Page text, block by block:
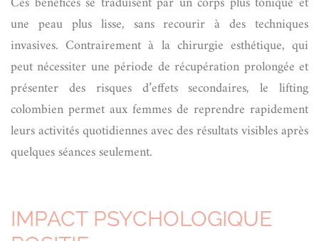
une peau plus lisse, sans recourir à des techniques
invasives. Contrairement à la chirurgie esthétique, qui
peut nécessiter une période de récupération prolongée et
présenter des risques d’effets secondaires, le lifting
colombien permet aux femmes de reprendre rapidement
leurs activités quotidiennes avec des résultats visibles après
quelques séances seulement.
IMPACT PSYCHOLOGIQUE